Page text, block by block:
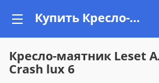
Купить Кресло-маятник Leset Альва венге Crash lux 6 в Минске, рассрочка на Vishop.by
Кресло-маятник Leset
Crash lux 6